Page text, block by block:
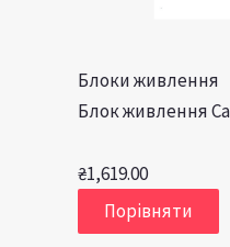
Блоки живлення
Блок живлення
₴1,619.00
Порівняти